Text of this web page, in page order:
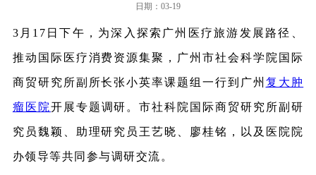
日期：03-19
3月17日下午，为深入探索广州医疗旅游发展路径、
推动国际医疗消费资源集聚，广州市社会科学院国际
商贸研究所副所长张小英率课题组一行到广州 复大肿
瘤医院开展专题调研。市社科院 国际商贸研究所副研
究员魏颖、助理研究员王艺晓、廖桂铭，以及医院院
办领导等共同参与调研交流。